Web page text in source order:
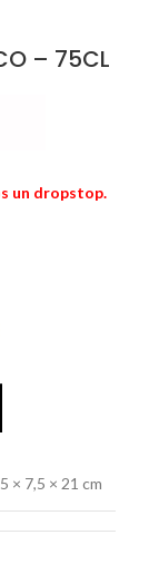
– 75CL
un dropstop.
× 7,5 × 21 cm